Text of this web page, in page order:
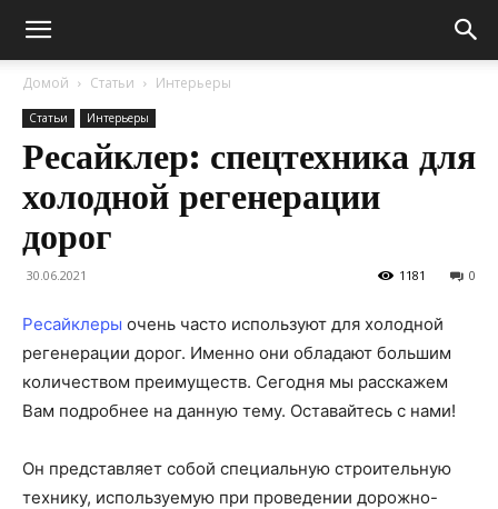
Домой Статьи Интерьеры
Статьи Интерьеры
Ресайклер: спецтехника для
холодной регенерации
дорог
30.06.2021 0
1181
Ресайклеры очень часто используют для холодной
регенерации дорог. Именно они обладают большим
количеством преимуществ. Сегодня мы расскажем
Вам подробнее на данную тему. Оставайтесь с нами!
Он представляет собой специальную строительную
технику, используемую при проведении дорожно-